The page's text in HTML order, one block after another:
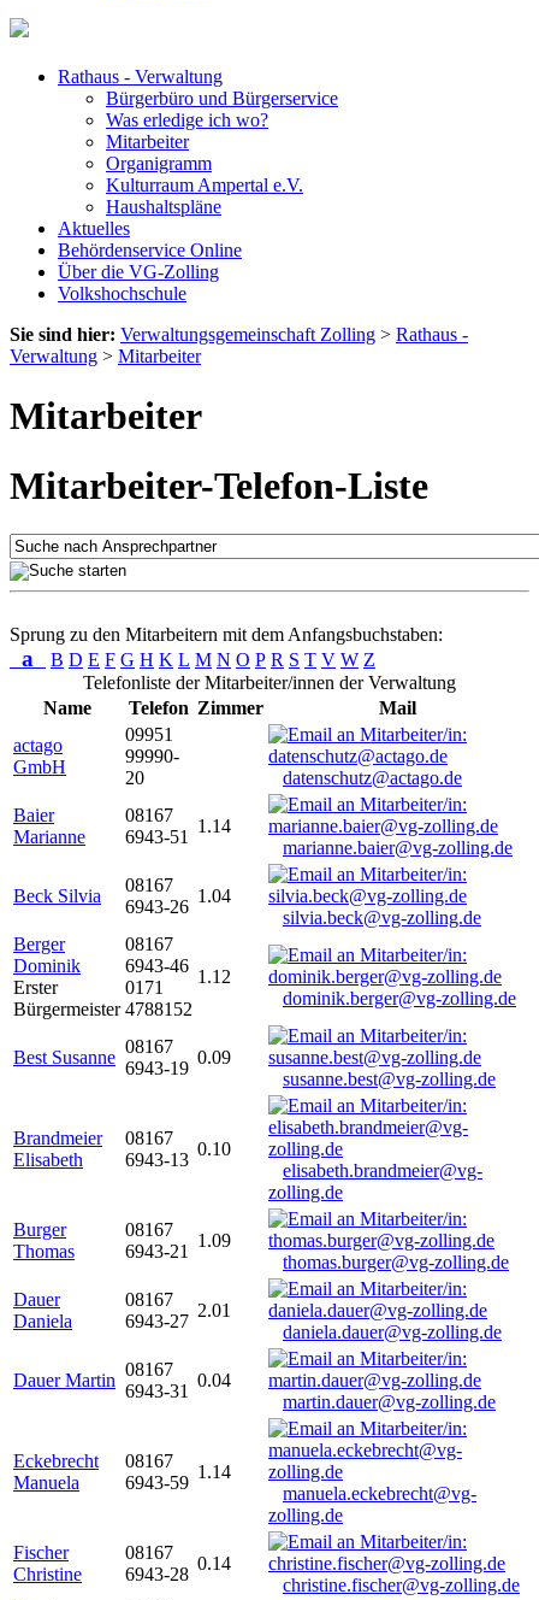
Rathaus - Verwaltung
Bürgerbüro und Bürgerservice
Was erledige ich wo?
Mitarbeiter
Organigramm
Kulturraum Ampertal e.V.
Haushaltspläne
Aktuelles
Behördenservice Online
Über die VG-Zolling
Volkshochschule
Sie sind hier: Verwaltungsgemeinschaft Zolling > Rathaus -
Verwaltung > Mitarbeiter
Mitarbeiter
Mitarbeiter-Telefon-Liste
Sprung zu den Mitarbeitern mit dem Anfangsbuchstaben:
a B D E F G H K L M N O P R S T V W Z
Telefonliste der Mitarbeiter/innen der Verwaltung
Name
Telefon Zimmer
Mail
actago
GmbH
09951
99990-
20
datenschutz@actago.de
Baier
Marianne
08167
6943-51
1.14
marianne.baier@vg-zolling.de
Beck Silvia
08167
6943-26
1.04
silvia.beck@vg-zolling.de
Berger
Dominik
Erster
Bürgermeister
08167
6943-46
0171
4788152
1.12
dominik.berger@vg-zolling.de
Best Susanne
08167
6943-19
0.09
susanne.best@vg-zolling.de
Brandmeier
Elisabeth
08167
6943-13
0.10
elisabeth.brandmeier@vg-
zolling.de
Burger
Thomas
08167
6943-21
1.09
thomas.burger@vg-zolling.de
Dauer
Daniela
08167
6943-27
2.01
daniela.dauer@vg-zolling.de
Dauer Martin
08167
6943-31
0.04
martin.dauer@vg-zolling.de
Eckebrecht
Manuela
08167
6943-59
1.14
manuela.eckebrecht@vg-
zolling.de
Fischer
Christine
08167
6943-28
0.14
christine.fischer@vg-zolling.de